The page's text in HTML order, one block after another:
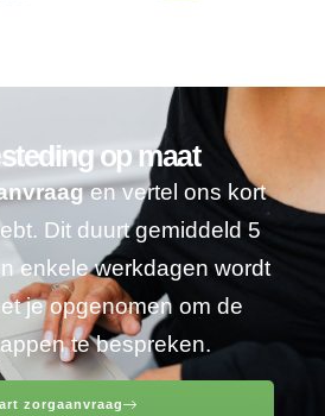
op maat
en vertel ons kort
Dit duurt gemiddeld 5
enkele werkdagen wordt
je opgenomen om de
te bespreken.
zorgaanvraag